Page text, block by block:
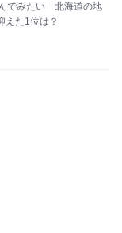
でみたい「北海道の地
えた1位は？